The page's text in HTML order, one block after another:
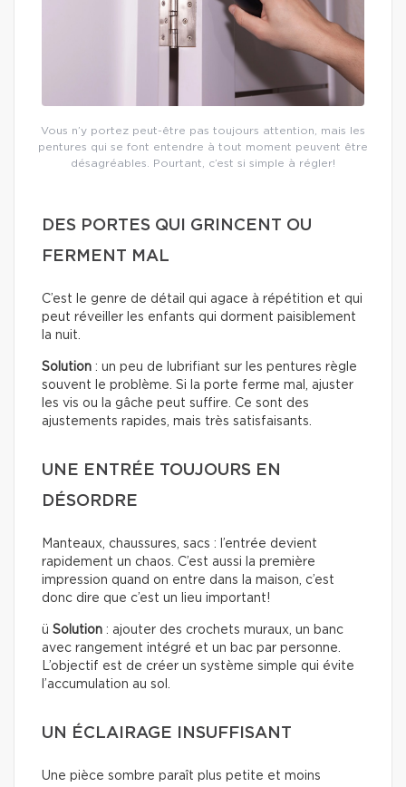
Vous n’y portez peut-être pas toujours attention, mais les
pentures qui se font entendre à tout moment peuvent être
désagréables. Pourtant, c’est si simple à régler!
DES PORTES QUI GRINCENT OU
FERMENT MAL
C’est le genre de détail qui agace à répétition et qui
peut réveiller les enfants qui dorment paisiblement
la nuit.
Solution : un peu de lubrifiant sur les pentures règle
souvent le problème. Si la porte ferme mal, ajuster
les vis ou la gâche peut suffire. Ce sont des
ajustements rapides, mais très satisfaisants.
UNE ENTRÉE TOUJOURS EN
DÉSORDRE
Manteaux, chaussures, sacs : l’entrée devient
rapidement un chaos. C’est aussi la première
impression quand on entre dans la maison, c’est
donc dire que c’est un lieu important!
ü Solution : ajouter des crochets muraux, un banc
avec rangement intégré et un bac par personne.
L’objectif est de créer un système simple qui évite
l’accumulation au sol.
UN ÉCLAIRAGE INSUFFISANT
Une pièce sombre paraît plus petite et moins